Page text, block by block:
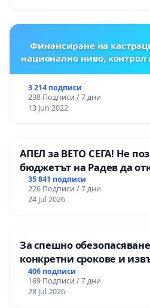
Финансиране на
национално ниво,
3 214 подписи
238 Подписи / 7 дни
13 Jun 2022
АПЕЛ за ВЕТО СЕГА! Не
бюджетът на Радев да
правата ни в тъмното
35 841 подписи
226 Подписи / 7 дни
24 Jul 2026
За спешно
конкретни срокове и
цялостна рехабилитация
републиканския път
„Тракия“ - гр. Ихтиман -
406 подписи
169 Подписи / 7 дни
28 Jul 2026